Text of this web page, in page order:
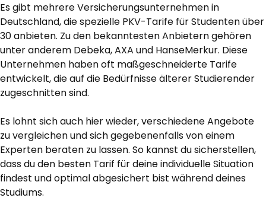
Es gibt mehrere Versicherungsunternehmen in
Deutschland, die spezielle PKV-Tarife für Studenten über
30 anbieten. Zu den bekanntesten Anbietern gehören
unter anderem Debeka, AXA und HanseMerkur. Diese
Unternehmen haben oft maßgeschneiderte Tarife
entwickelt, die auf die Bedürfnisse älterer Studierender
zugeschnitten sind.
Es lohnt sich auch hier wieder, verschiedene Angebote
zu vergleichen und sich gegebenenfalls von einem
Experten beraten zu lassen. So kannst du sicherstellen,
dass du den besten Tarif für deine individuelle Situation
findest und optimal abgesichert bist während deines
Studiums.